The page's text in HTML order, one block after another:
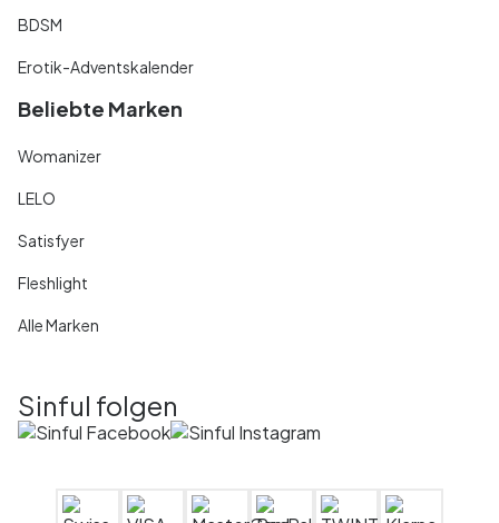
BDSM
Erotik-Adventskalender
Beliebte Marken
Womanizer
LELO
Satisfyer
Fleshlight
Alle Marken
Sinful folgen